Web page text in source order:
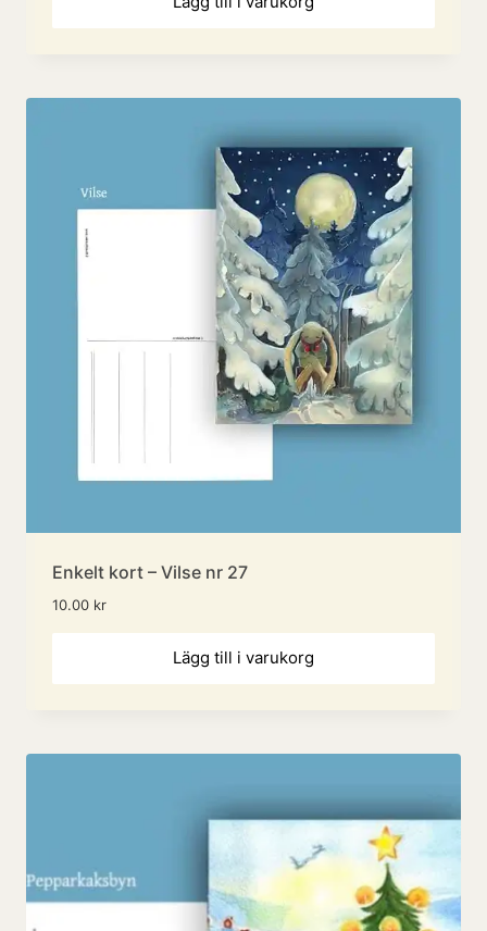
Enkelt kort – Vilse nr 27
10.00 kr
Lägg till i varukorg